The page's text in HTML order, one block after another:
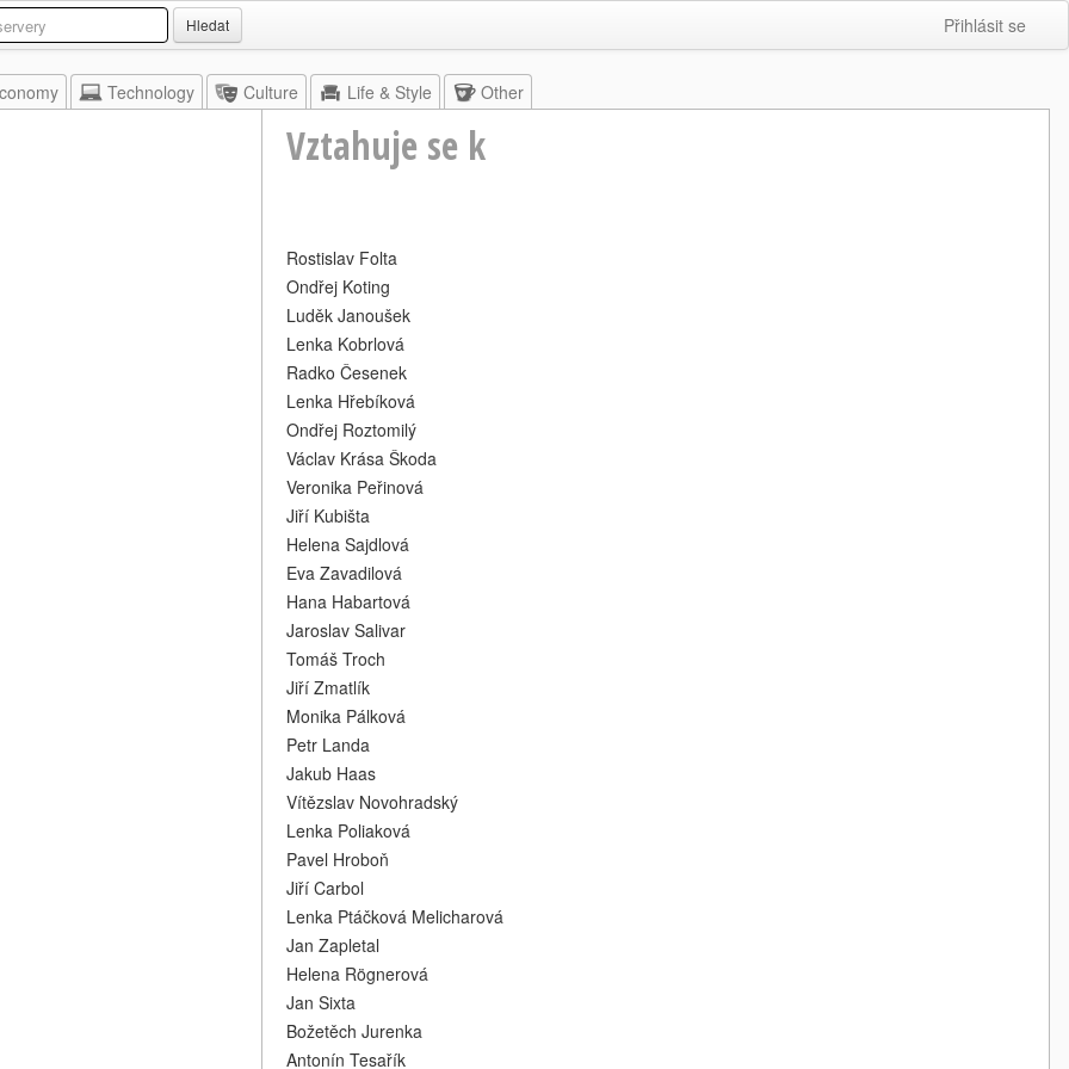
Hledat Přihlásit se
Technology Culture Life & Style Other
Vztahuje se k
Rostislav Folta
Ondřej Koting
Luděk Janoušek
Lenka Kobrlová
Radko Česenek
Lenka Hřebíková
Ondřej Roztomilý
Václav Krása Škoda
Veronika Peřinová
Jiří Kubišta
Helena Sajdlová
Eva Zavadilová
Hana Habartová
Jaroslav Salivar
Tomáš Troch
Jiří Zmatlík
Monika Pálková
Petr Landa
Jakub Haas
Vítězslav Novohradský
Lenka Poliaková
Pavel Hroboň
Jiří Carbol
Lenka Ptáčková Melicharová
Jan Zapletal
Helena Rögnerová
Jan Sixta
Božetěch Jurenka
Antonín Tesařík